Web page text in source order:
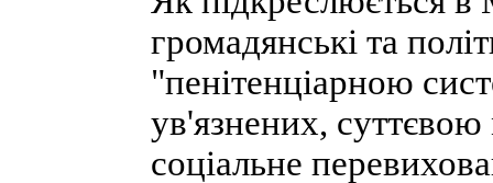
громадянські та
"пенітенціарною
ув'язнених,
соціальне